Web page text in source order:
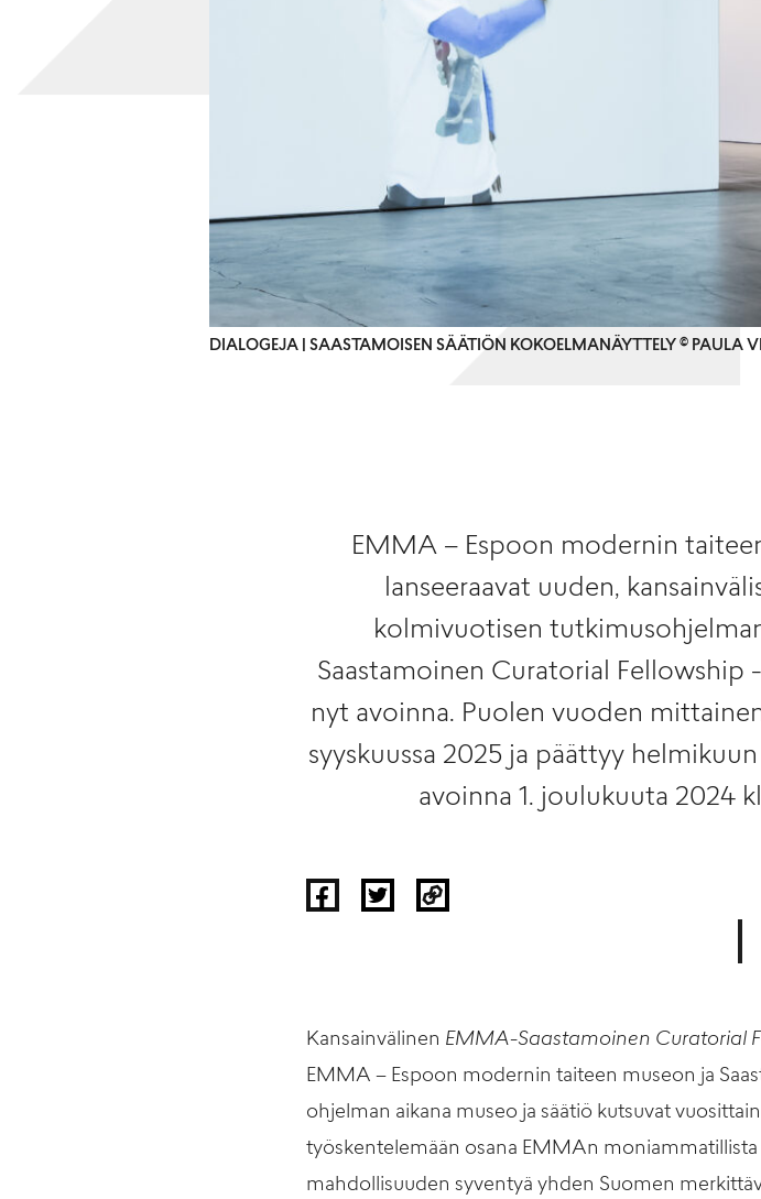
DIALOGEJA | SAASTAMOISEN SÄÄTIÖN KOKOELMANÄYTTELY © PAULA
EMMA – Espoon modernin
lanseeraavat uuden,
kolmivuotisen
Saastamoinen Curatorial
nyt avoinna. Puolen vuoden
syyskuussa 2025 ja päättyy
avoinna 1. joulukuuta 2024
Kansainvälinen EMMA-Saastamoinen Curatorial
EMMA – Espoon modernin taiteen museon ja
ohjelman aikana museo ja säätiö kutsuvat
työskentelemään osana EMMAn
mahdollisuuden syventyä yhden Suomen